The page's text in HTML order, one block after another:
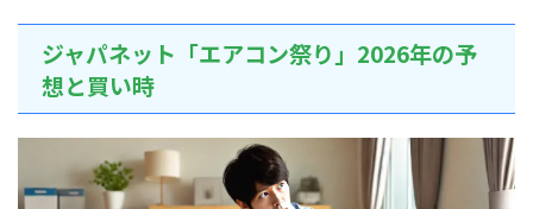
ジャパネット「エアコン祭り」2026年の予
想と買い時